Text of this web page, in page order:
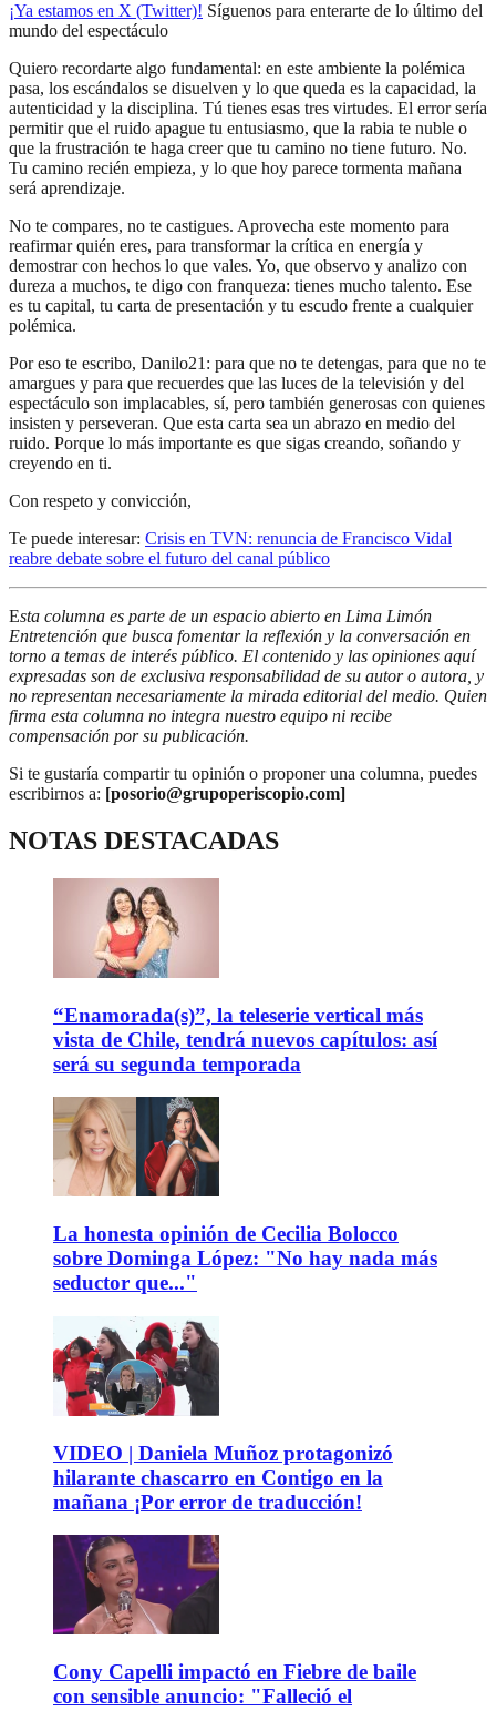
¡Ya estamos en X (Twitter)! Síguenos para enterarte de lo último del
mundo del espectáculo
Quiero recordarte algo fundamental: en este ambiente la polémica
pasa, los escándalos se disuelven y lo que queda es la capacidad, la
autenticidad y la disciplina. Tú tienes esas tres virtudes. El error sería
permitir que el ruido apague tu entusiasmo, que la rabia te nuble o
que la frustración te haga creer que tu camino no tiene futuro. No.
Tu camino recién empieza, y lo que hoy parece tormenta mañana
será aprendizaje.
No te compares, no te castigues. Aprovecha este momento para
reafirmar quién eres, para transformar la crítica en energía y
demostrar con hechos lo que vales. Yo, que observo y analizo con
dureza a muchos, te digo con franqueza: tienes mucho talento. Ese
es tu capital, tu carta de presentación y tu escudo frente a cualquier
polémica.
Por eso te escribo, Danilo21: para que no te detengas, para que no te
amargues y para que recuerdes que las luces de la televisión y del
espectáculo son implacables, sí, pero también generosas con quienes
insisten y perseveran. Que esta carta sea un abrazo en medio del
ruido. Porque lo más importante es que sigas creando, soñando y
creyendo en ti.
Con respeto y convicción,
Te puede interesar: Crisis en TVN: renuncia de Francisco Vidal
reabre debate sobre el futuro del canal público
Esta columna es parte de un espacio abierto en Lima Limón
Entretención que busca fomentar la reflexión y la conversación en
torno a temas de interés público. El contenido y las opiniones aquí
expresadas son de exclusiva responsabilidad de su autor o autora, y
no representan necesariamente la mirada editorial del medio. Quien
firma esta columna no integra nuestro equipo ni recibe
compensación por su publicación.
Si te gustaría compartir tu opinión o proponer una columna, puedes
escribirnos a: [posorio@grupoperiscopio.com]
NOTAS DESTACADAS
“Enamorada(s)”, la teleserie vertical más
vista de Chile, tendrá nuevos capítulos: así
será su segunda temporada
La honesta opinión de Cecilia Bolocco
sobre Dominga López: "No hay nada más
seductor que..."
VIDEO | Daniela Muñoz protagonizó
hilarante chascarro en Contigo en la
mañana ¡Por error de traducción!
Cony Capelli impactó en Fiebre de baile
con sensible anuncio: "Falleció el